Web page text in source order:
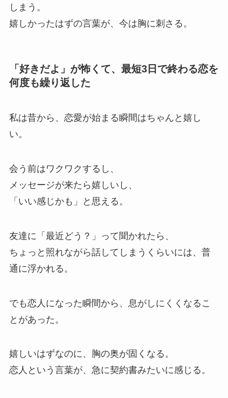
しまう。
嬉しかったはずの言葉が、今は胸に刺さる。
「好きだよ」が怖くて、最短3日で終わる恋を
何度も繰り返した
私は昔から、恋愛が始まる瞬間はちゃんと嬉し
い。
会う前はワクワクするし、
メッセージが来たら嬉しいし、
「いい感じかも」と思える。
友達に「最近どう？」って聞かれたら、
ちょっと照れながら話してしまうくらいには、普
通に浮かれる。
でも恋人になった瞬間から、息がしにくくなるこ
とがあった。
嬉しいはずなのに、胸の奥が固くなる。
恋人という言葉が、急に契約書みたいに感じる。